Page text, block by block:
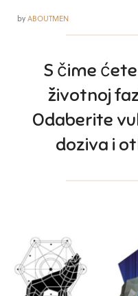
byABOUTMEN
S čime
životnoj
Odaberite
doziva i